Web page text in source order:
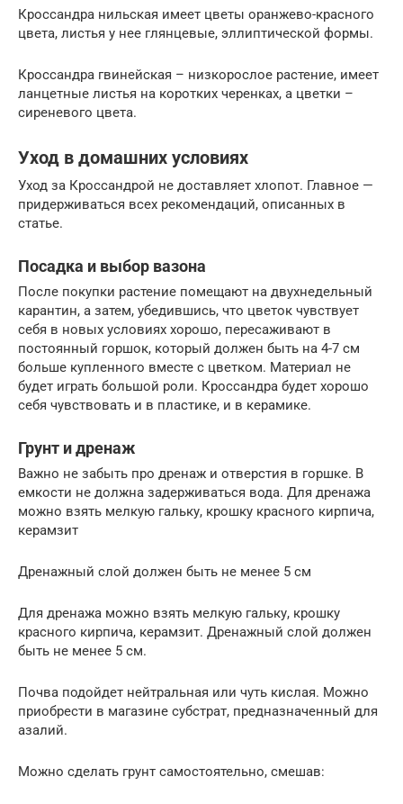
Кроссандра нильская имеет цветы оранжево-красного
цвета, листья у нее глянцевые, эллиптической формы.
Кроссандра гвинейская – низкорослое растение, имеет
ланцетные листья на коротких черенках, а цветки –
сиреневого цвета.
Уход в домашних условиях
Уход за Кроссандрой не доставляет хлопот. Главное —
придерживаться всех рекомендаций, описанных в
статье.
Посадка и выбор вазона
После покупки растение помещают на двухнедельный
карантин, а затем, убедившись, что цветок чувствует
себя в новых условиях хорошо, пересаживают в
постоянный горшок, который должен быть на 4-7 см
больше купленного вместе с цветком. Материал не
будет играть большой роли. Кроссандра будет хорошо
себя чувствовать и в пластике, и в керамике.
Грунт и дренаж
Важно не забыть про дренаж и отверстия в горшке. В
емкости не должна задерживаться вода. Для дренажа
можно взять мелкую гальку, крошку красного кирпича,
керамзит
Дренажный слой должен быть не менее 5 см
Для дренажа можно взять мелкую гальку, крошку
красного кирпича, керамзит. Дренажный слой должен
быть не менее 5 см.
Почва подойдет нейтральная или чуть кислая. Можно
приобрести в магазине субстрат, предназначенный для
азалий.
Можно сделать грунт самостоятельно, смешав: